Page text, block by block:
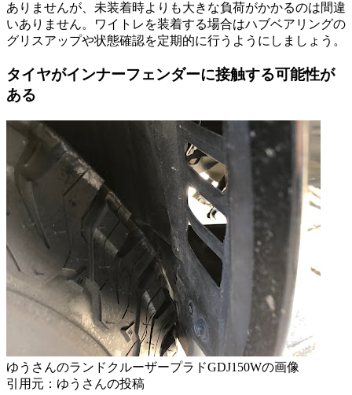
ありませんが、未装着時よりも大きな負荷がかかるのは間違
いありません。ワイトレを装着する場合はハブベアリングの
グリスアップや状態確認を定期的に行うようにしましょう。
タイヤがインナーフェンダーに接触する可能性が
ある
ゆうさんのランドクルーザープラドGDJ150Wの画像
引用元：ゆうさんの投稿